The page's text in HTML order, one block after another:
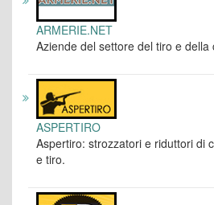
ARMERIE.NET
Aziende del settore del tiro e della
ASPERTIRO
Aspertiro: strozzatori e riduttori di
e tiro.